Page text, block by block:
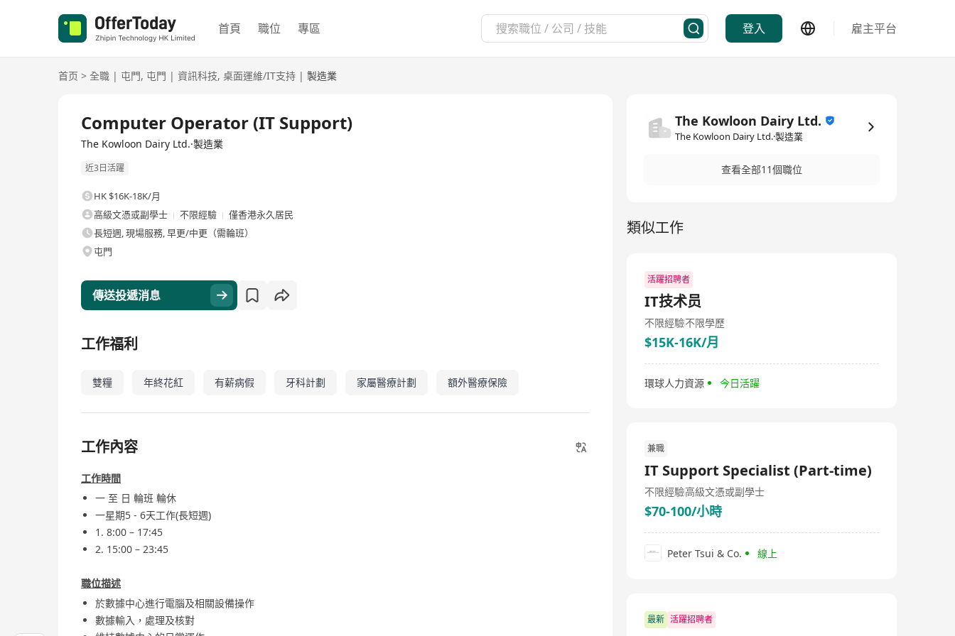
首頁 職位 專區 登入 雇主平台
首页 > 全職 | 屯門, 屯門 | 資訊科技, 桌面運維/IT支持 | 製造業
Computer Operator (IT Support)
The Kowloon Dairy Ltd.·製造業
近3日活躍
HK $16K-18K/月
高級文憑或副學士
不限經驗
僅香港永久居民
長短週, 現場服務, 早更/中更（需輪班）
屯門
傳送投遞消息
工作福利
雙糧 年終花紅 有薪病假 牙科計劃 家屬醫療計劃 額外醫療保險
工作內容
工作時間
一 至 日 輪班 輪休
一星期5 - 6天工作(長短週)
1. 8:00 – 17:45
2. 15:00 – 23:45
職位描述
於數據中心進行電腦及相關設備操作
數據輸入，處理及核對
The Kowloon Dairy Ltd.
The Kowloon Dairy Ltd.·製造業
查看全部11個職位
類似工作
活躍招聘者
IT技术员
不限經驗不限學歷
$15K-16K/月
環球人力資源 今日活躍
兼職
IT Support Specialist (Part-time)
不限經驗高級文憑或副學士
$70-100/小時
Peter Tsui & Co. 線上
最新 活躍招聘者